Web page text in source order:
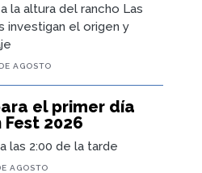
la altura del rancho Las
investigan el origen y
AGOSTO
el primer día
2026
las 2:00 de la tarde
AGOSTO